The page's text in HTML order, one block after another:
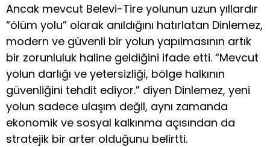
Ancak mevcut Belevi-Tire yolunun uzun yıllardır
“ölüm yolu” olarak anıldığını hatırlatan Dinlemez,
modern ve güvenli bir yolun yapılmasının artık
bir zorunluluk haline geldiğini ifade etti. “Mevcut
yolun darlığı ve yetersizliği, bölge halkının
güvenliğini tehdit ediyor.” diyen Dinlemez, yeni
yolun sadece ulaşım değil, aynı zamanda
ekonomik ve sosyal kalkınma açısından da
stratejik bir arter olduğunu belirtti.